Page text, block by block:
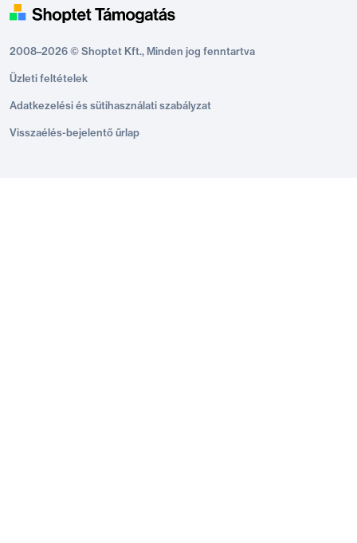
2008–2026 © Shoptet Kft., Minden jog fenntartva
Üzleti feltételek
Adatkezelési és sütihasználati szabályzat
Visszaélés-bejelentő űrlap